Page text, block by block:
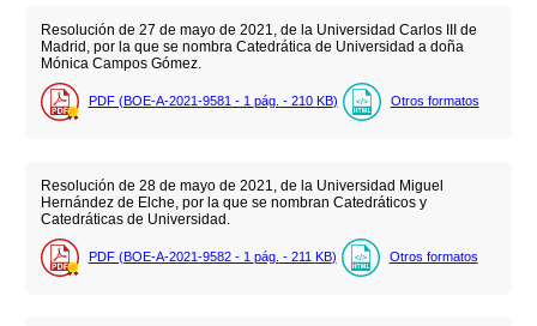
Resolución de 27 de mayo de 2021, de la Universidad Carlos III de
Madrid, por la que se nombra Catedrática de Universidad a doña
Mónica Campos Gómez.
PDF (BOE-A-2021-9581 - 1 pág. - 210 KB) Otros formatos
Resolución de 28 de mayo de 2021, de la Universidad Miguel
Hernández de Elche, por la que se nombran Catedráticos y
Catedráticas de Universidad.
PDF (BOE-A-2021-9582 - 1 pág. - 211 KB) Otros formatos